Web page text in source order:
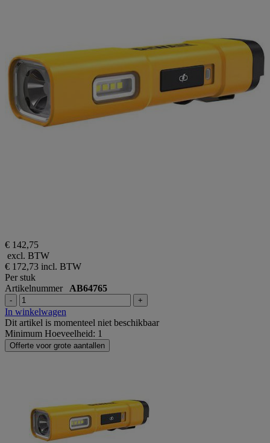
€ 142,75
excl. BTW
€ 172,73 incl. BTW
Per stuk
Artikelnummer AB64765
- +
In winkelwagen
Dit artikel is momenteel niet beschikbaar
Minimum Hoeveelheid: 1
Offerte voor grote aantallen